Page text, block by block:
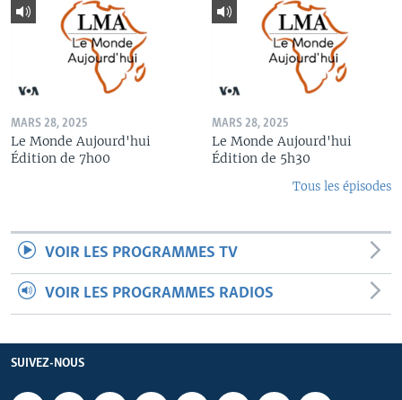
MARS 28, 2025
Le Monde Aujourd'hui
Édition de 7h00
MARS 28, 2025
Le Monde Aujourd'hui
Édition de 5h30
Tous les épisodes
VOIR LES PROGRAMMES TV
VOIR LES PROGRAMMES RADIOS
SUIVEZ-NOUS